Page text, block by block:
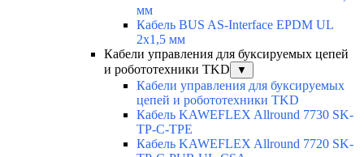
мм
Кабель BUS AS-Interface EPDM UL
2x1,5 мм
Кабели управления для буксируемых цепей
и робототехники TKD
▼
Кабели управления для буксируемых
цепей и робототехники TKD
Кабель KAWEFLEX Allround 7730 SK-
TP-C-TPE
Кабель KAWEFLEX Allround 7720 SK-